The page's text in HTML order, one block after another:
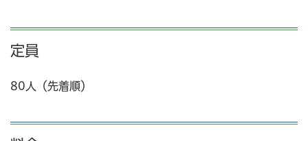
定員
80人（先着順）